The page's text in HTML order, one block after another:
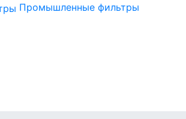
Промышленные фильтры